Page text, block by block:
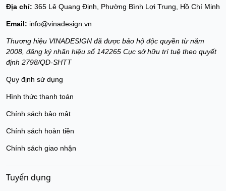
Địa chỉ: 365 Lê Quang Định, Phường Bình Lợi Trung, Hồ Chí Minh
Email: info@vinadesign.vn
Thương hiệu VINADESIGN đã được bảo hộ độc quyền từ năm
2008, đăng ký nhãn hiệu số 142265 Cục sở hữu trí tuệ theo quyết
định 2798/QD-SHTT
Quy định sử dụng
Hình thức thanh toán
Chính sách bảo mật
Chính sách hoàn tiền
Chính sách giao nhận
Tuyển dụng